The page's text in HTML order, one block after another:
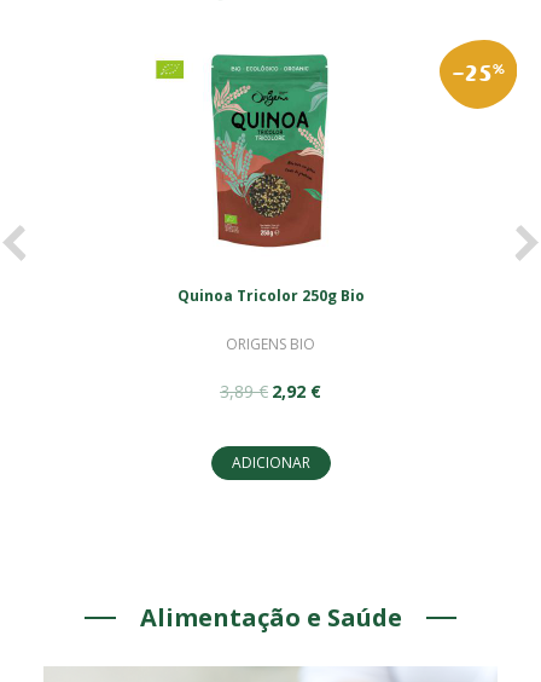
-25%
Quinoa Tricolor 250g Bio
ORIGENS BIO
3,89 € 2,92 €
ADICIONAR
Alimentação e Saúde